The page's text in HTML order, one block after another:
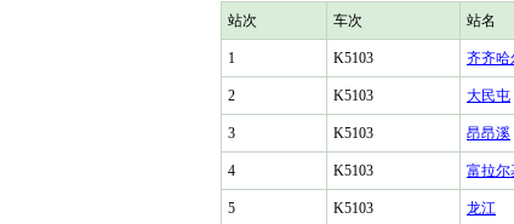
站次 车次 站名
1 K5103 齐齐哈
2 K5103 大民屯
3 K5103 昂昂溪
4 K5103 富拉尔
5 K5103 龙江